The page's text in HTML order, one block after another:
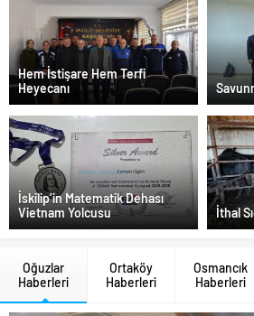
Hem İstişare Hem Terfi
Heyecanı
İskilip’in Matematik Dehası
Vietnam Yolcusu
İthal
Oğuzlar
Haberleri
Ortaköy
Haberleri
Osmancık
Haberleri